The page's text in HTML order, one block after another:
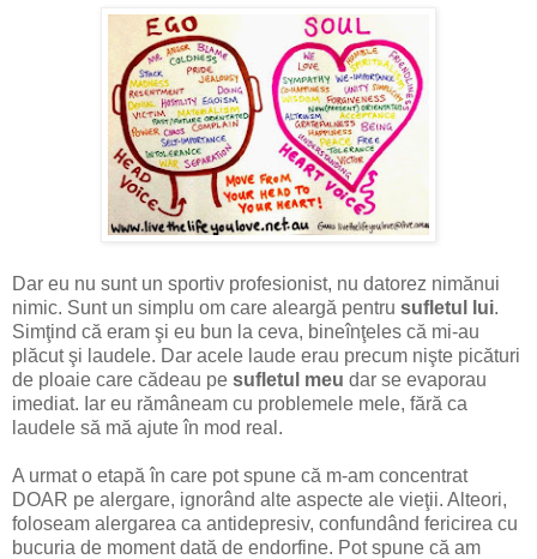
Dar eu nu sunt un sportiv profesionist, nu datorez nimănui
nimic. Sunt un simplu om care aleargă pentru sufletul lui.
Simţind că eram şi eu bun la ceva, bineînţeles că mi-au
plăcut şi laudele. Dar acele laude erau precum nişte picături
de ploaie care cădeau pe sufletul meu dar se evaporau
imediat. Iar eu rămâneam cu problemele mele, fără ca
laudele să mă ajute în mod real.
A urmat o etapă în care pot spune că m-am concentrat
DOAR pe alergare, ignorând alte aspecte ale vieţii. Alteori,
foloseam alergarea ca antidepresiv, confundând fericirea cu
bucuria de moment dată de endorfine. Pot spune că am